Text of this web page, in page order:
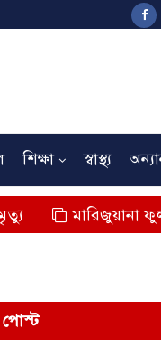
শিক্ষা স্বাস্থ্য
ফুল থেকে
পোস্ট